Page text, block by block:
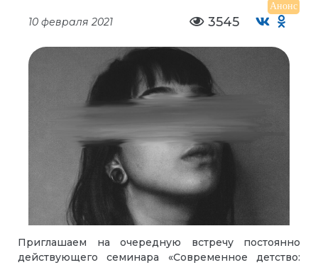
Анонс
10 февраля 2021 3545
Приглашаем на очередную встречу постоянно
действующего семинара «Современное детство: